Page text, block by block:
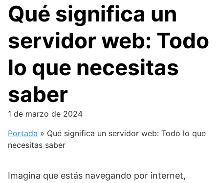
Qué significa un
servidor web: Todo
lo que necesitas
saber
1 de marzo de 2024
Portada » Qué significa un servidor web: Todo lo que
necesitas saber
Imagina que estás navegando por internet,